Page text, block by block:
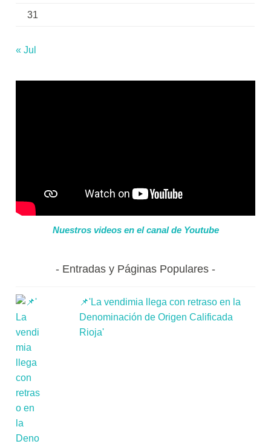
31
« Jul
Nuestros videos en el canal de Youtube
Entradas y Páginas Populares
📌'La vendimia llega con retraso en la
Denominación de Origen Calificada
Rioja'